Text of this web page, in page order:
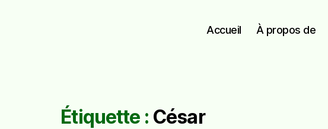
Accueil À propos de
Étiquette : César